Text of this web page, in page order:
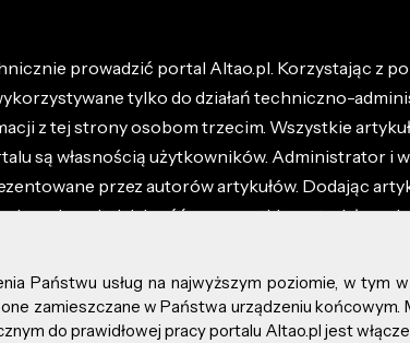
prowadzić portal Altao.pl. Korzystając z
tylko do działań techniczno-
z tej strony osobom trzecim. Wszystkie
są własnością użytkowników. Administrator i
przez autorów artykułów. Dodając
odpowiedzialność za wszystkie materiały
zastrzeżone.
Państwu usług na najwyższym poziomie, w
zamieszczane w Państwa urządzeniu
do prawidłowej pracy portalu Altao.pl jest